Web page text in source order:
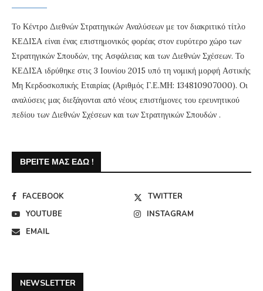
Το Κέντρο Διεθνών Στρατηγικών Αναλύσεων με τον διακριτικό τίτλο
ΚΕΔΙΣΑ είναι ένας επιστημονικός φορέας στον ευρύτερο χώρο των
Στρατηγικών Σπουδών, της Ασφάλειας και των Διεθνών Σχέσεων. Το
ΚΕΔΙΣΑ ιδρύθηκε στις 3 Ιουνίου 2015 υπό τη νομική μορφή Αστικής
Μη Κερδοσκοπικής Εταιρίας (Αριθμός Γ.Ε.ΜΗ: 134810907000). Οι
αναλύσεις μας διεξάγονται από νέους επιστήμονες του ερευνητικού
πεδίου των Διεθνών Σχέσεων και των Στρατηγικών Σπουδών .
ΒΡΕΊΤΕ ΜΑΣ ΕΔΏ !
FACEBOOK
TWITTER
YOUTUBE
INSTAGRAM
EMAIL
NEWSLETTER